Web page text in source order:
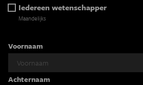
Iedereen wetenschapper
Maandelijks
Voornaam
Achternaam